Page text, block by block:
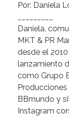
Por: Daniela
Daniela,
MKT & PR
desde el
lanzamiento
como Grupo
BBmundo y
Instagram